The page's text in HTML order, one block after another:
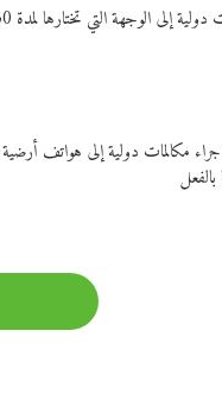
مكالمات دولية إلى